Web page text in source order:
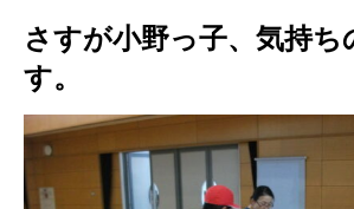
さすが小野っ子、気持ち
す。